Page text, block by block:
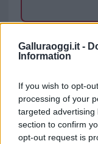
Galluraoggi.it -
Information
If you wish to opt-
processing of your
targeted
section to confirm
opt-out request is